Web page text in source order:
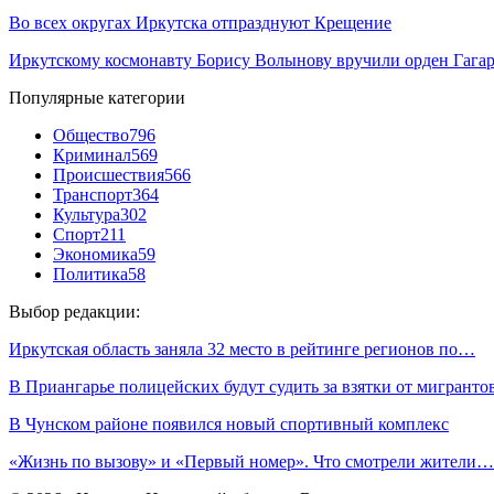
Во всех округах Иркутска отпразднуют Крещение
Иркутскому космонавту Борису Волынову вручили орден
Популярные категории
Общество796
Криминал569
Происшествия566
Транспорт364
Культура302
Спорт211
Экономика59
Политика58
Выбор редакции:
Иркутская область заняла 32 место в рейтинге регионов по…
В Приангарье полицейских будут судить за взятки от
В Чунском районе появился новый спортивный комплекс
«Жизнь по вызову» и «Первый номер». Что смотрели жители…